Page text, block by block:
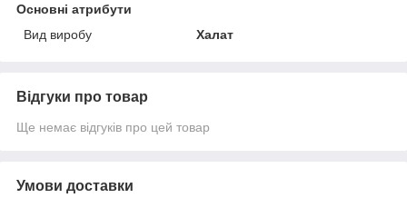
Основні атрибути
Вид виробу
Халат
Відгуки про товар
Ще немає відгуків про цей товар
Умови доставки